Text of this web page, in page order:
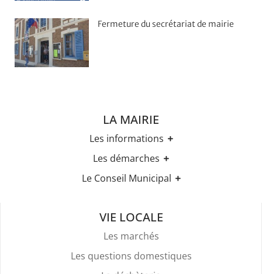
Fermeture du secrétariat de mairie
LA MAIRIE
Les informations
Les horaires
Les élections
Stationnement
Les démarches
Etat-civil
Recensement militaire
Mariage & Pacs
Livret de Famille
Légalisation de signature
Services Funéraires
Le Conseil Municipal
VIE LOCALE
Les marchés
Les questions domestiques